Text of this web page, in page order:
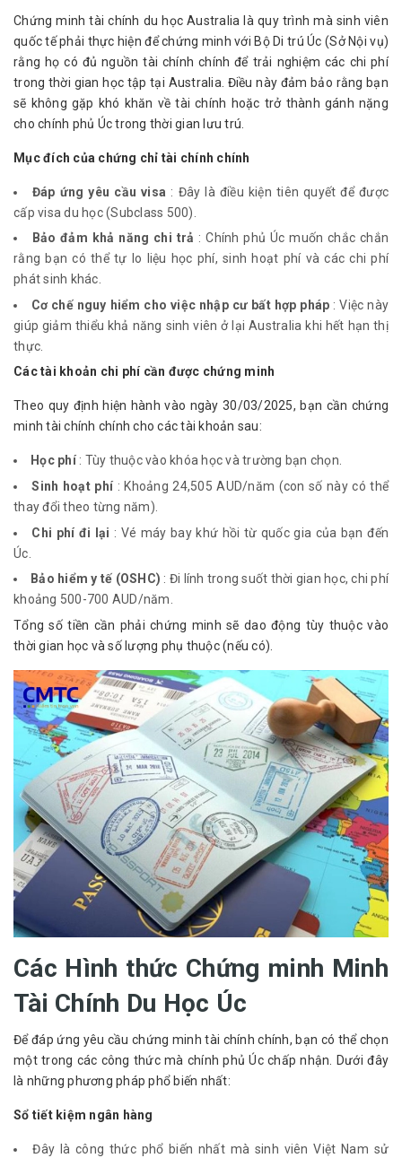
Chứng minh tài chính du học Australia là quy trình mà sinh viên
quốc tế phải thực hiện để chứng minh với Bộ Di trú Úc (Sở Nội vụ)
rằng họ có đủ nguồn tài chính chính để trải nghiệm các chi phí
trong thời gian học tập tại Australia. Điều này đảm bảo rằng bạn
sẽ không gặp khó khăn về tài chính hoặc trở thành gánh nặng
cho chính phủ Úc trong thời gian lưu trú.
Mục đích của chứng chỉ tài chính chính
Đáp ứng yêu cầu visa : Đây là điều kiện tiên quyết để được
cấp visa du học (Subclass 500).
Bảo đảm khả năng chi trả : Chính phủ Úc muốn chắc chắn
rằng bạn có thể tự lo liệu học phí, sinh hoạt phí và các chi phí
phát sinh khác.
Cơ chế nguy hiểm cho việc nhập cư bất hợp pháp : Việc này
giúp giảm thiểu khả năng sinh viên ở lại Australia khi hết hạn thị
thực.
Các tài khoản chi phí cần được chứng minh
Theo quy định hiện hành vào ngày 30/03/2025, bạn cần chứng
minh tài chính chính cho các tài khoản sau:
Học phí: Tùy thuộc vào khóa học và trường bạn chọn.
Sinh hoạt phí : Khoảng 24,505 AUD/năm (con số này có thể
thay đổi theo từng năm).
Chi phí đi lại : Vé máy bay khứ hồi từ quốc gia của bạn đến
Úc.
Bảo hiểm y tế (OSHC) : Đi lính trong suốt thời gian học, chi phí
khoảng 500-700 AUD/năm.
Tổng số tiền cần phải chứng minh sẽ dao động tùy thuộc vào
thời gian học và số lượng phụ thuộc (nếu có).
Các Hình thức Chứng minh Minh
Tài Chính Du Học Úc
Để đáp ứng yêu cầu chứng minh tài chính chính, bạn có thể chọn
một trong các công thức mà chính phủ Úc chấp nhận. Dưới đây
là những phương pháp phổ biến nhất:
Sổ tiết kiệm ngân hàng
Đây là công thức phổ biến nhất mà sinh viên Việt Nam sử